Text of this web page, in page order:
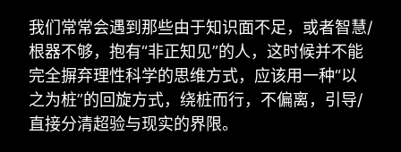
我们常常会遇到那些由于知识面不足，或者智慧/
根器不够，抱有“非正知见”的人，这时候并不能
完全摒弃理性科学的思维方式，应该用一种“以
之为桩”的回旋方式，绕桩而行，不偏离，引导/
直接分清超验与现实的界限。